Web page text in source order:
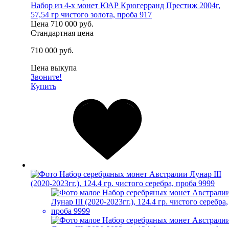
Набор из 4-х монет ЮАР Крюгерранд Престиж 2004г,
57,54 гр чистого золота, проба 917
Цена 710 000 руб.
Стандартная цена
710 000 руб.
Цена выкупа
Звоните!
Купить